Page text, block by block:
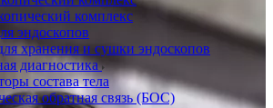
комплекс
эндоскопов
хранения и сушки эндоскопов
диагностика
состава тела
обратная связь (БОС)